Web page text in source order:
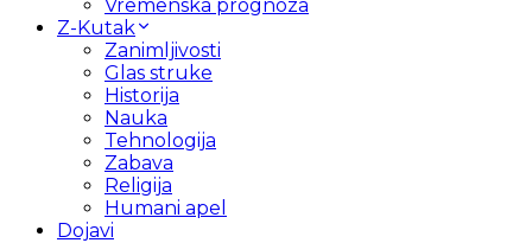
Vremenska prognoza
Z-Kutak
Zanimljivosti
Glas struke
Historija
Nauka
Tehnologija
Zabava
Religija
Humani apel
Dojavi